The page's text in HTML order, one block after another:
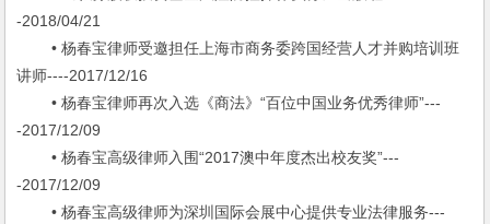
-2018/04/21
• 杨春宝律师受邀担任上海市商务委跨国经营人才并购培训班
讲师----2017/12/16
• 杨春宝律师再次入选《商法》“百位中国业务优秀律师”---
-2017/12/09
• 杨春宝高级律师入围“2017澳中年度杰出校友奖”---
-2017/12/09
• 杨春宝高级律师为深圳国际会展中心提供专业法律服务---